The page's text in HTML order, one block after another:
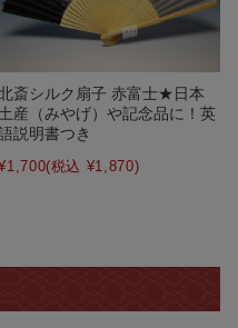
斎シルク扇子 赤富士★日本
土産（みやげ）や記念品に！英
説明書つき
(税込 ¥1,870)